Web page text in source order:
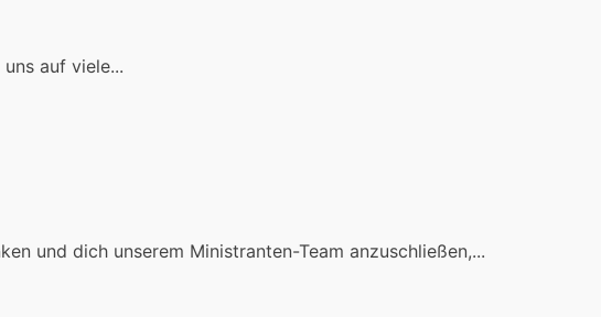
auf viele...
und dich unserem Ministranten-Team anzuschließen,...